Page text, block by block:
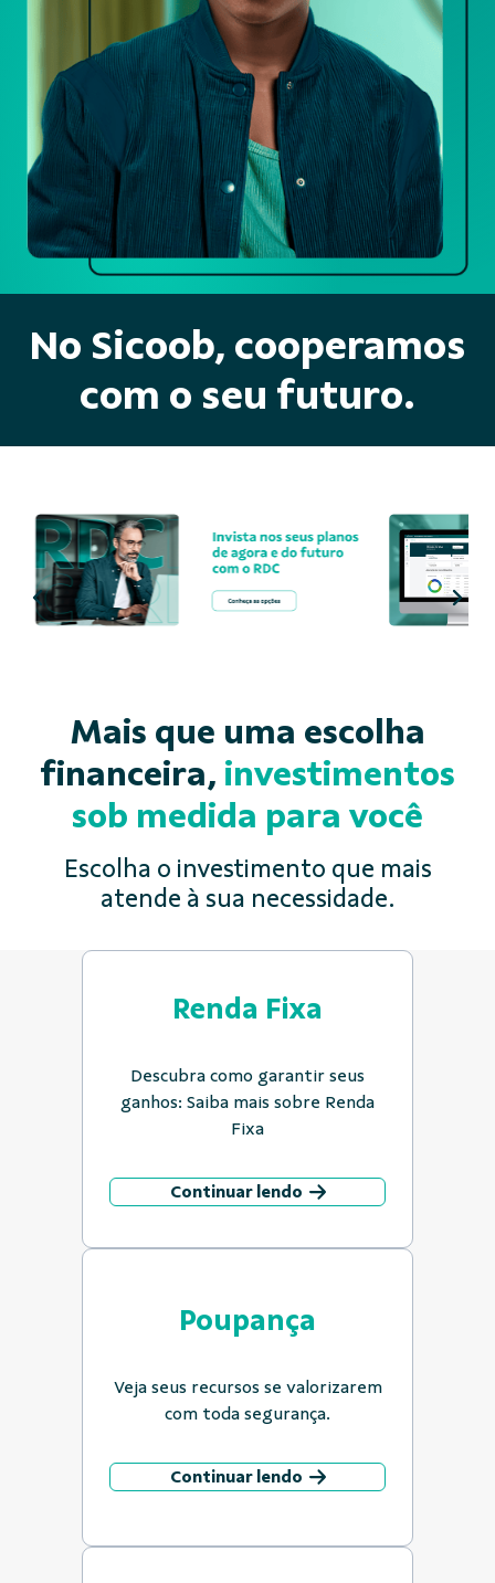
No Sicoob, cooperamos
com o seu futuro.
Mais que uma escolha
financeira, investimentos
sob medida para você
Escolha o investimento que mais
atende à sua necessidade.
Renda Fixa
Descubra como garantir seus
ganhos: Saiba mais sobre Renda
Fixa
Continuar lendo
Poupança
Veja seus recursos se valorizarem
com toda segurança.
Continuar lendo